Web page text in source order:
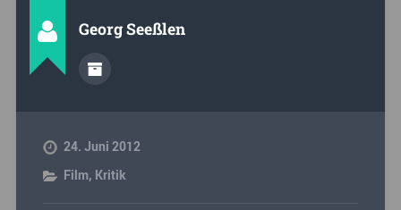
Georg Seeßlen
24. Juni 2012
Film, Kritik